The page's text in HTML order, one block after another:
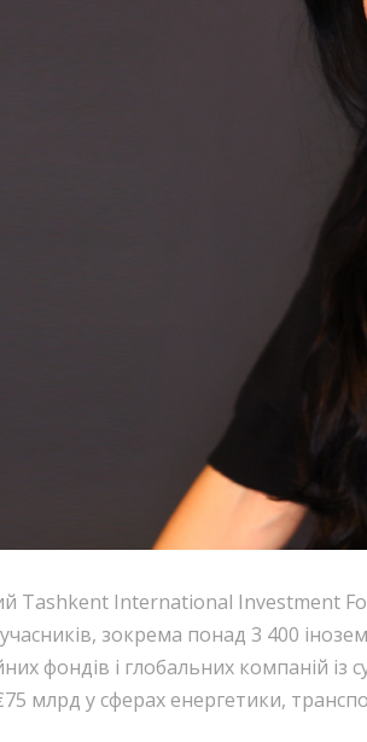
Tashkent International Investment
зокрема понад 3 400
фондів і глобальних компаній
млрд у сферах енергетики,